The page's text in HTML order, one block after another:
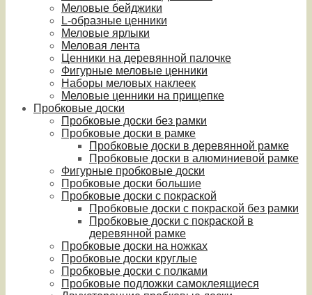
Меловые бейджики
L-образные ценники
Меловые ярлыки
Меловая лента
Ценники на деревянной палочке
Фигурные меловые ценники
Наборы меловых наклеек
Меловые ценники на прищепке
Пробковые доски
Пробковые доски без рамки
Пробковые доски в рамке
Пробковые доски в деревянной рамке
Пробковые доски в алюминиевой рамке
Фигурные пробковые доски
Пробковые доски большие
Пробковые доски с покраской
Пробковые доски с покраской без рамки
Пробковые доски с покраской в
деревянной рамке
Пробковые доски на ножках
Пробковые доски круглые
Пробковые доски с полками
Пробковые подложки самоклеящиеся